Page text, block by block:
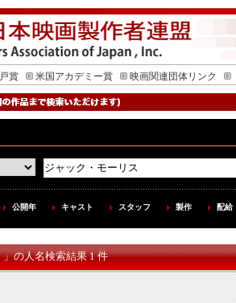
賞 米国アカデミー賞 映画関連団体リンク
公開年 キャスト スタッフ 製作 配給
の人名検索結果 1 件